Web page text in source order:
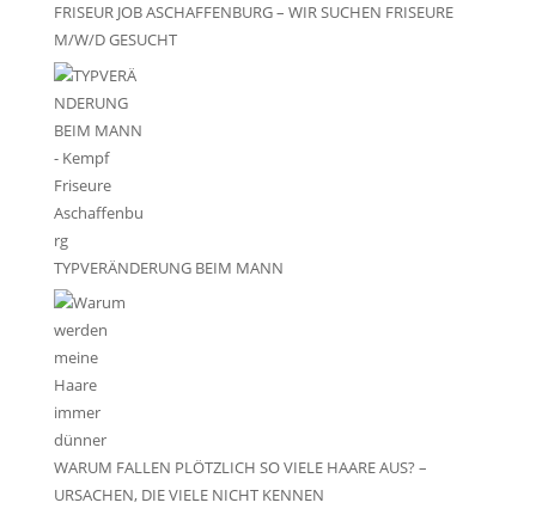
FRISEUR JOB ASCHAFFENBURG – WIR SUCHEN FRISEURE
M/W/D GESUCHT
TYPVERÄNDERUNG BEIM MANN
WARUM FALLEN PLÖTZLICH SO VIELE HAARE AUS? –
URSACHEN, DIE VIELE NICHT KENNEN